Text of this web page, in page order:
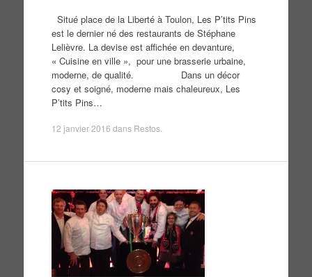
Situé place de la Liberté à Toulon, Les P’tits Pins
est le dernier né des restaurants de Stéphane
Lelièvre. La devise est affichée en devanture,
« Cuisine en ville », pour une brasserie urbaine,
moderne, de qualité. Dans un décor
cosy et soigné, moderne mais chaleureux, Les
P’tits Pins…
12 janvier 2016 dans Restos.